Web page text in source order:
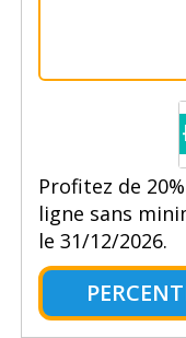
Profitez de
ligne sans
le 31/12/2026.